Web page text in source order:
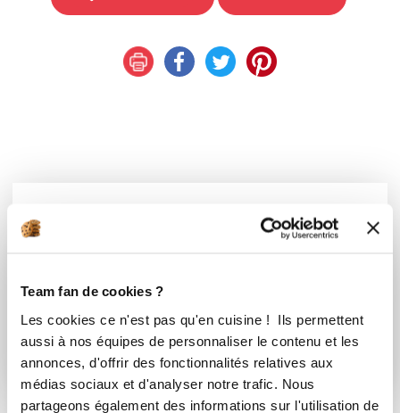
Team fan de cookies ?
Les cookies ce n'est pas qu'en cuisine ! Ils permettent
aussi à nos équipes de personnaliser le contenu et les
annonces, d'offrir des fonctionnalités relatives aux
médias sociaux et d'analyser notre trafic. Nous
partageons également des informations sur l'utilisation de
Vous souhaitez commenter cette recette
Connectez-vous ou rejoignez le Club
Se connecter S'inscrire